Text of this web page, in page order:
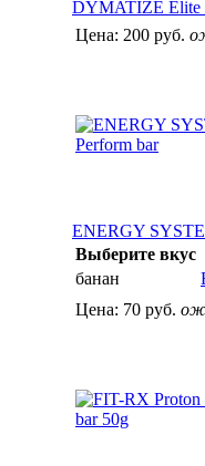
DYMATIZE Elite
Цена: 200 руб.
ENERGY
Выберите вкус
банан
Цена: 70 руб.